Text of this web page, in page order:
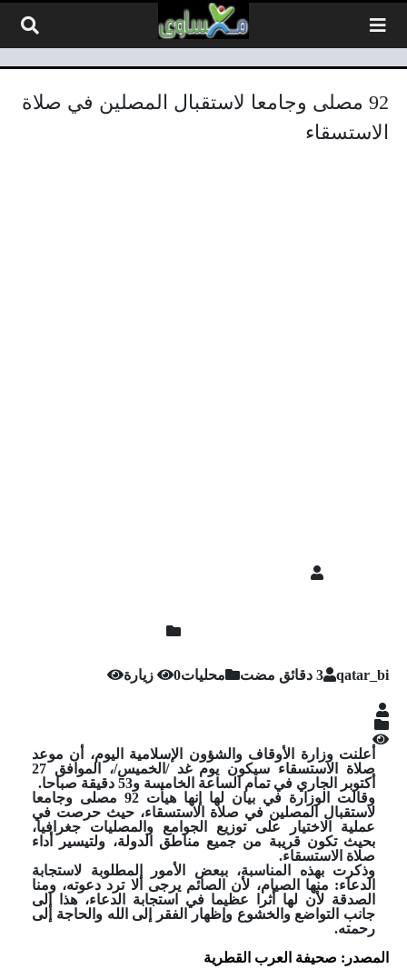
92 مصلى وجامعا لاستقبال المصلين في صلاة
الاستسقاء
qatar_bi محليات0 زيارة
أعلنت وزارة الأوقاف والشؤون الإسلامية اليوم، أن موعد
صلاة الاستسقاء سيكون يوم غد /الخميس/، الموافق 27
أكتوبر الجاري في تمام الساعة الخامسة و53 دقيقة صباحا.
وقالت الوزارة في بيان لها إنها هيأت 92 مصلى وجامعا
لاستقبال المصلين في صلاة الاستسقاء، حيث حرصت في
عملية الاختيار على توزيع الجوامع والمصليات جغرافيا،
بحيث تكون قريبة من جميع مناطق الدولة، ولتيسير أداء
صلاة الاستسقاء.
وذكرت بهذه المناسبة، ببعض الأمور المطلوبة لاستجابة
الدعاء: منها الصيام، لأن الصائم يرجى ألا ترد دعوته، ومنا
الصدقة لأن لها أثرا عظيما في استجابة الدعاء، هذا إلى
جانب التواضع والخشوع وإظهار الفقر إلى الله والحاجة إلى
رحمته.
المصدر: صحيفة العرب القطرية